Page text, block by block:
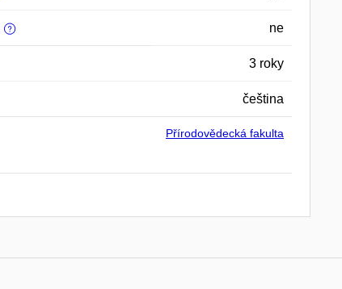
ne
3 roky
čeština
Přírodovědecká fakulta